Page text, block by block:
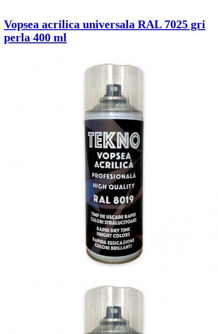
Vopsea acrilica universala RAL 7025 gri
perla 400 ml